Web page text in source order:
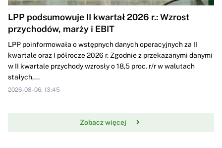
LPP podsumowuje II kwartał 2026 r.: Wzrost
przychodów, marży i EBIT
LPP poinformowała o wstępnych danych operacyjnych za II
kwartale oraz I półrocze 2026 r. Zgodnie z przekazanymi danymi
w II kwartale przychody wzrosły o 18,5 proc. r/r w walutach
stałych,...
2026-08-06, 13:45
Zobacz więcej